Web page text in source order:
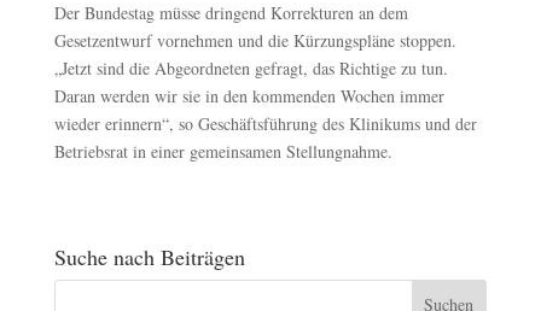
Der Bundestag müsse dringend Korrekturen an dem
Gesetzentwurf vornehmen und die Kürzungspläne stoppen.
„Jetzt sind die Abgeordneten gefragt, das Richtige zu tun.
Daran werden wir sie in den kommenden Wochen immer
wieder erinnern“, so Geschäftsführung des Klinikums und der
Betriebsrat in einer gemeinsamen Stellungnahme.
Suche nach Beiträgen